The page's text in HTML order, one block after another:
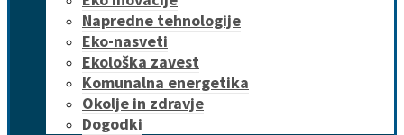
Napredne tehnologije
Eko-nasveti
Ekološka zavest
Komunalna energetika
Okolje in zdravje
Dogodki